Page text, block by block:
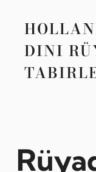
springen
DINI